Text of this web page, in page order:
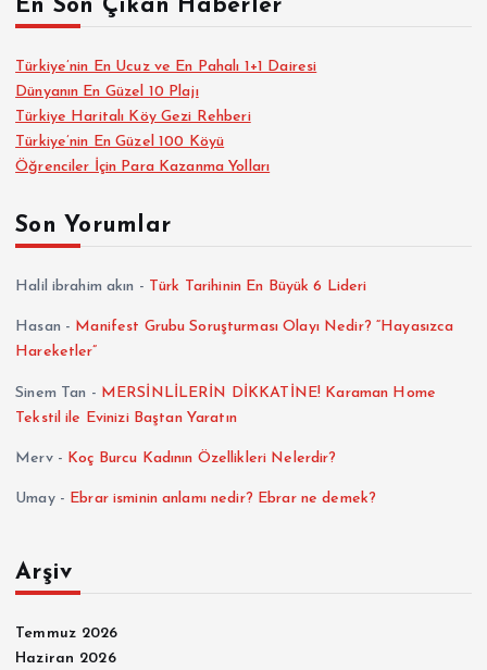
En Son Çıkan Haberler
Türkiye’nin En Ucuz ve En Pahalı 1+1 Dairesi
Dünyanın En Güzel 10 Plajı
Türkiye Haritalı Köy Gezi Rehberi
Türkiye’nin En Güzel 100 Köyü
Öğrenciler İçin Para Kazanma Yolları
Son Yorumlar
Halil ibrahim akın - Türk Tarihinin En Büyük 6 Lideri
Hasan - Manifest Grubu Soruşturması Olayı Nedir? “Hayasızca
Hareketler”
Sinem Tan - MERSİNLİLERİN DİKKATİNE! Karaman Home
Tekstil ile Evinizi Baştan Yaratın
Merv- Koç Burcu Kadının Özellikleri Nelerdir?
Umay- Ebrar isminin anlamı nedir? Ebrar ne demek?
Arşiv
Temmuz 2026
Haziran 2026